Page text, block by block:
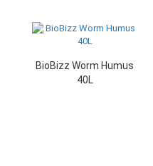
BioBizz Worm Humus
40L